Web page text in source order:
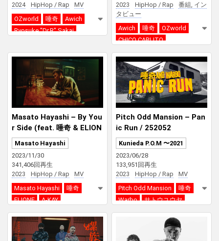
2024
HipHop / Rap
MV
OZworld
唾奇
Awich
Ryosuke "Dr.R" Sakai
2023
HipHop / Rap
番組, イン
タビュー
Awich
唾奇
OZworld
CHICO CARLITO
Red Bull RASEN
Masato Hayashi – By You
r Side (feat. 唾奇 & ELION
E) [Prod. A-KAY]
Masato Hayashi
2023/11/30
341,406回再生
2023
HipHop / Rap
MV
Masato Hayashi
唾奇
ELIONE
A-KAY
Pitch Odd Mansion – Pan
ic Run / 252052
Kunieda P.O.M 〜2021
2023/06/28
133,951回再生
2023
HipHop / Rap
MV
Pitch Odd Mansion
唾奇
Warbo
サトウユウヤ
RAITAMEN
Ace the Chosen onE